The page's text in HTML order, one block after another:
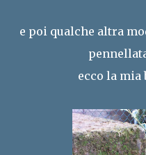
e poi qualche altra
ecco la